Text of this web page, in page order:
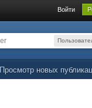
Войти
Просмотр новых